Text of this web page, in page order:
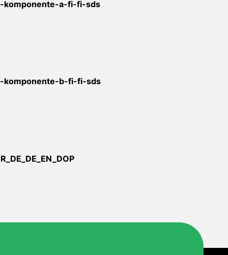
komponente-a-fi-fi-sds
komponente-b-fi-fi-sds